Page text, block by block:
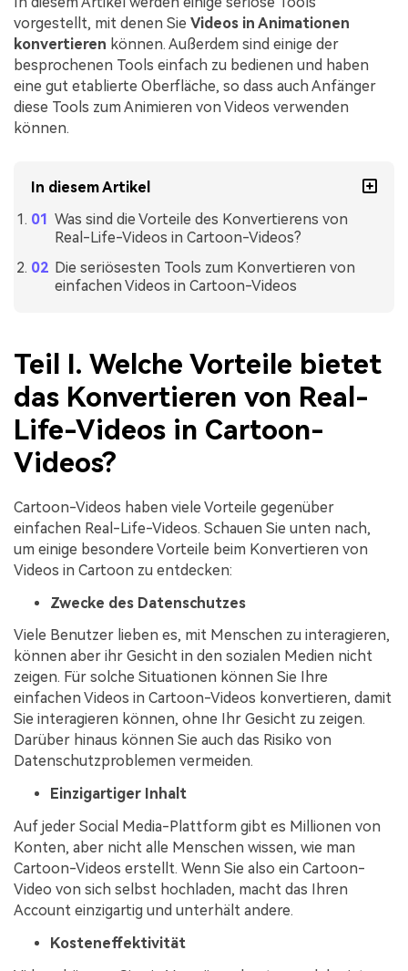
vorgestellt, mit denen Sie Videos in Animationen
konvertieren können. Außerdem sind einige der
besprochenen Tools einfach zu bedienen und haben
eine gut etablierte Oberfläche, so dass auch Anfänger
diese Tools zum Animieren von Videos verwenden
können.
In diesem Artikel
Was sind die Vorteile des Konvertierens von
Real-Life-Videos in Cartoon-Videos?
Die seriösesten Tools zum Konvertieren von
einfachen Videos in Cartoon-Videos
Teil I. Welche Vorteile bietet
das Konvertieren von Real-
Life-Videos in Cartoon-
Videos?
Cartoon-Videos haben viele Vorteile gegenüber
einfachen Real-Life-Videos. Schauen Sie unten nach,
um einige besondere Vorteile beim Konvertieren von
Videos in Cartoon zu entdecken:
Zwecke des Datenschutzes
Viele Benutzer lieben es, mit Menschen zu interagieren,
können aber ihr Gesicht in den sozialen Medien nicht
zeigen. Für solche Situationen können Sie Ihre
einfachen Videos in Cartoon-Videos konvertieren, damit
Sie interagieren können, ohne Ihr Gesicht zu zeigen.
Darüber hinaus können Sie auch das Risiko von
Datenschutzproblemen vermeiden.
Einzigartiger Inhalt
Auf jeder Social Media-Plattform gibt es Millionen von
Konten, aber nicht alle Menschen wissen, wie man
Cartoon-Videos erstellt. Wenn Sie also ein Cartoon-
Video von sich selbst hochladen, macht das Ihren
Account einzigartig und unterhält andere.
Kosteneffektivität